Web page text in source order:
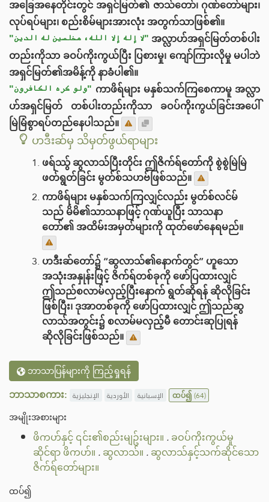
အခြေအနေတိုင်းတွင် အရှင်မြတ်၏ ဇာသ်တော်၊ ဂုဏ်တော်များ၊
လုပ်ရပ်များ၊ စည်းစိမ်များအားလုံး အတွက်သာဖြစ်၏။
"لا إله إلا الله، مخلصين له الدين" အလ္လာဟ်အရှင်မြတ်တစ်ပါး
တည်းကိုသာ ခဝပ်ကိုးကွယ်ပြီး ပြစားမှု၊ ကျော်ကြားလိုမှု မပါဘဲ
အရှင်မြတ်၏အမိန့်ကို နာခံပါ၏။
"ولو كره الكافرون" ကာဖိရ်များ မနှစ်သက်ကြစေကာမူ အလ္လာ
ဟ်အရှင်မြတ် တစ်ပါးတည်းကိုသာ ခဝပ်ကိုးကွယ်ခြင်းအပေါ်
မြဲမြံစွာရပ်တည်‌နေပါသည်။
ဟဒီးဆ်မှ သိမှတ်ဖွယ်ရာများ
ဖရ်ဿွ် ဆွလာသ်ပြီးတိုင်း ဤဇိက်ရ်တော်ကို စွဲစွဲမြဲမြဲ
ဖတ်ရွတ်ခြင်း မွတ်စ်သဟဗ်ဖြစ်သည်။
ကာဖိရ်များ မနှစ်သက်ကြလျှင်လည်း မွတ်စ်လင်မ်
သည် မိမိ၏သာသနာဖြင့် ဂုဏ်ယူပြီး သာသနာ
တော်၏ အထိမ်းအမှတ်များကို ထုတ်ဖော်နေရမည်။
ဟဒီးဆ်တော်၌ “ဆွလာသ်၏နောက်တွင်” ဟူသော
အသုံးအနှုန်းဖြင့် ဇိက်ရ်တစ်ခုကို ဖော်ပြထားလျှင်
ဤသည်စလာမ်လှည့်ပြီးနောက် ရွတ်ဆိုရန် ဆိုလိုခြင်း
ဖြစ်ပြီး၊ ဒုအာတစ်ခုကို ဖော်ပြထားလျှင် ဤသည်ဆွ
လာသ်အတွင်း၌ စလာမ်မလှည့်မီ တောင်းဆုပြုရန်
ဆိုလိုခြင်းဖြစ်သည်။
ဘာသာပြန်များကို ကြည့်ရှုရန်
ဘာသာစကား: الإنجليزية الأوردية الإسبانية ထပ်၍(64)
အမျိုးအစားများ
ဖိကဟ်နှင့် ၎င်း၏စည်းမျဥ်းများ။ .ခဝပ်ကိုးကွယ်မှု
ဆိုင်ရာ ဖိကဟ်။ .ဆွလာသ်။ .ဆွလာသ်နှင့်သက်ဆိုင်သော
ဇိက်ရ်တော်များ။
ထပ်၍